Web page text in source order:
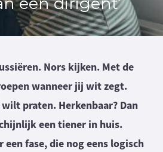
Nors kijken. Met de
wanneer jij wit zegt.
praten. Herkenbaar? Dan
een tiener in huis.
een fase, die nog eens logisch